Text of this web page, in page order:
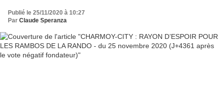
Publié le 25/11/2020 à 10:27
Par Claude Speranza